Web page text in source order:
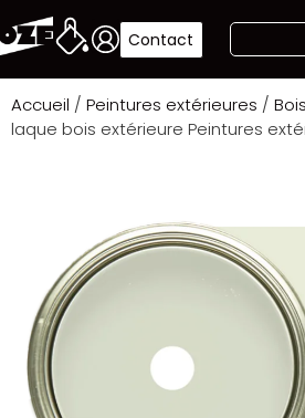
Contact
Accueil / Peintures extérieures / Bois
laque bois extérieure Peintures